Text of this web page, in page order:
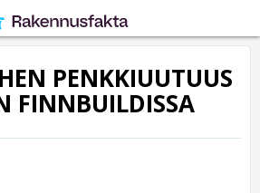
PENKKIUUTUUS
FINNBUILDISSA